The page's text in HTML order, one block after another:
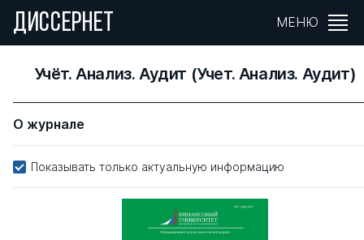
ДИССЕРНЕТ МЕНЮ
Учёт. Анализ. Аудит (Учет. Анализ. Аудит)
О журнале
Показывать только актуальную информацию